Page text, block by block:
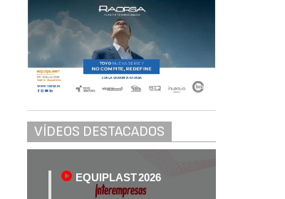
VÍDEOS DESTACADOS
EQUIPLAST 2026